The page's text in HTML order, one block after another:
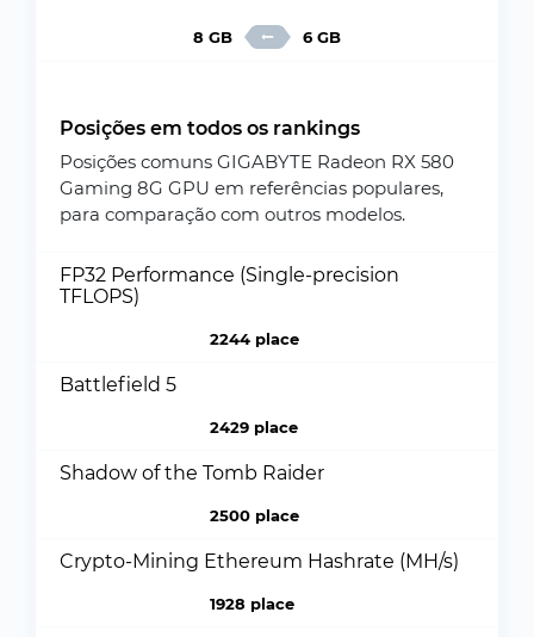
8 GB 6 GB
Posições em todos os rankings
Posições comuns GIGABYTE Radeon RX 580
Gaming 8G GPU em referências populares,
para comparação com outros modelos.
FP32 Performance (Single-precision
TFLOPS)
2244 place
Battlefield 5
2429 place
Shadow of the Tomb Raider
2500 place
Crypto-Mining Ethereum Hashrate (MH/s)
1928 place